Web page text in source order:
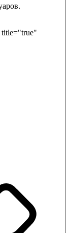
title="true"